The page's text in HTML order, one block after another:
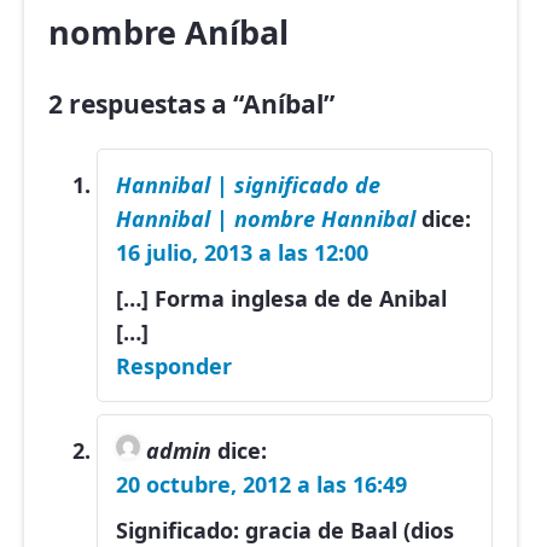
nombre Aníbal
2 respuestas a “Aníbal”
Hannibal | significado de
Hannibal | nombre Hannibal dice:
16 julio, 2013 a las 12:00
[…] Forma inglesa de de Anibal
[…]
Responder
admin dice:
20 octubre, 2012 a las 16:49
Significado: gracia de Baal (dios